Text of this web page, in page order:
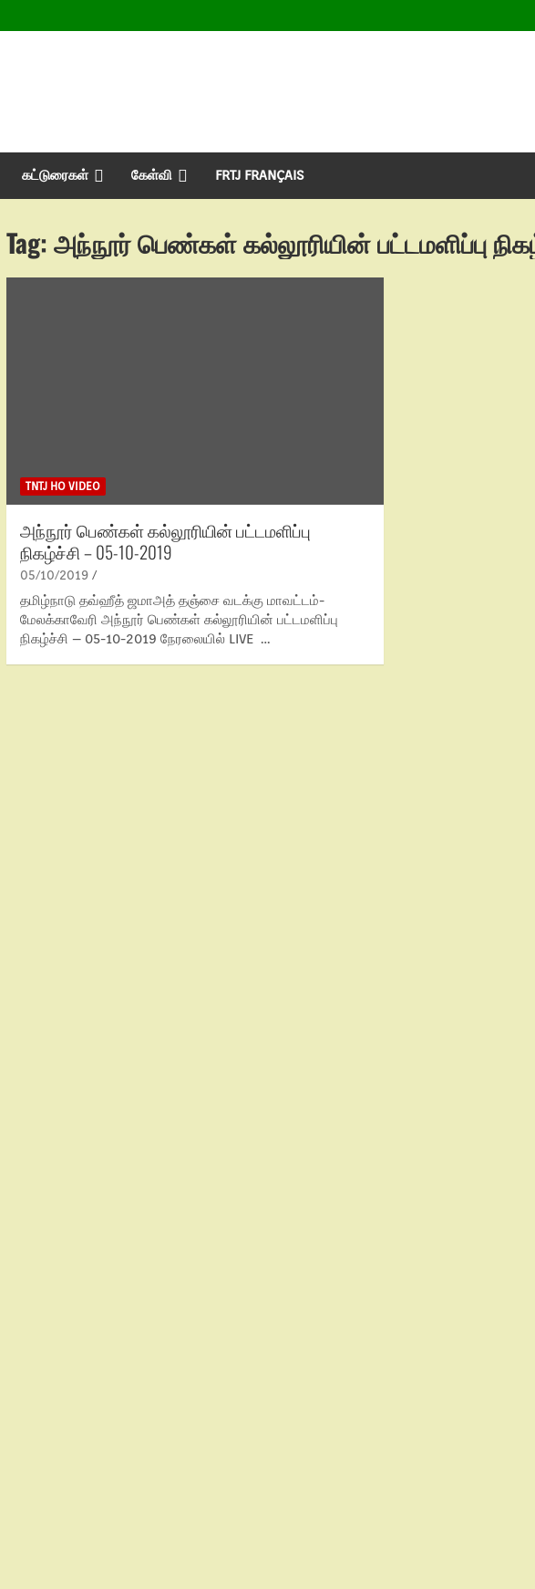
கட்டுரைகள் கேள்வி FRTJ FRANÇAIS
Tag:அந்நூர் பெண்கள் கல்லூரியின் பட்டமளிப்பு
TNTJ HO VIDEO
அந்நூர் பெண்கள் கல்லூரியின் பட்டமளிப்பு
நிகழ்ச்சி – 05-10-2019
05/10/2019
தமிழ்நாடு தவ்ஹீத் ஜமாஅத் தஞ்சை வடக்கு மாவட்டம்-
மேலக்காவேரி அந்நூர் பெண்கள் கல்லூரியின் பட்டமளிப்பு
நிகழ்ச்சி – 05-10-2019 நேரலையில் LIVE …